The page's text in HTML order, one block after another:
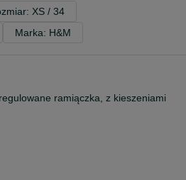
XS / 34
Marka: H&M
ramiączka, z kieszeniami